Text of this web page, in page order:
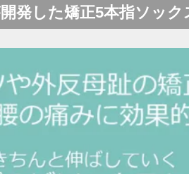
発した矯正5本指ソック